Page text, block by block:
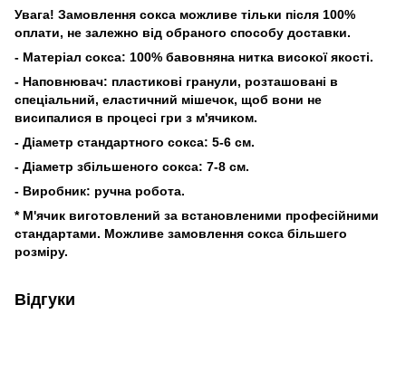
Увага! Замовлення сокса можливе тільки після 100%
оплати, не залежно від обраного способу доставки.
- Матеріал сокса: 100% бавовняна нитка високої якості.
- Наповнювач: пластикові гранули, розташовані в
спеціальний, еластичний мішечок, щоб вони не
висипалися в процесі гри з м'ячиком.
- Діаметр стандартного сокса: 5-6 см.
- Діаметр збільшеного сокса: 7-8 см.
- Виробник: ручна робота.
* М'ячик виготовлений за встановленими професійними
стандартами. Можливе замовлення сокса більшего
розміру.
Відгуки